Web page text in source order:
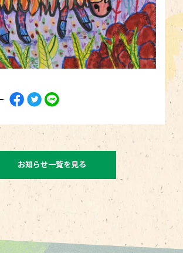
お知らせ一覧を見る